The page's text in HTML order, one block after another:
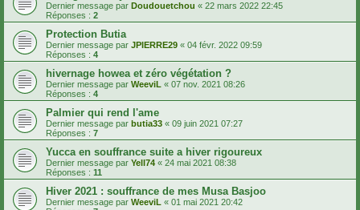
Dernier message par Doudouetchou « 22 mars 2022 22:45
Réponses : 2
Protection Butia
Dernier message par JPIERRE29 « 04 févr. 2022 09:59
Réponses : 4
hivernage howea et zéro végétation ?
Dernier message par WeeviL « 07 nov. 2021 08:26
Réponses : 4
Palmier qui rend l'ame
Dernier message par butia33 « 09 juin 2021 07:27
Réponses : 7
Yucca en souffrance suite a hiver rigoureux
Dernier message par Yell74 « 24 mai 2021 08:38
Réponses : 11
Hiver 2021 : souffrance de mes Musa Basjoo
Dernier message par WeeviL « 01 mai 2021 20:42